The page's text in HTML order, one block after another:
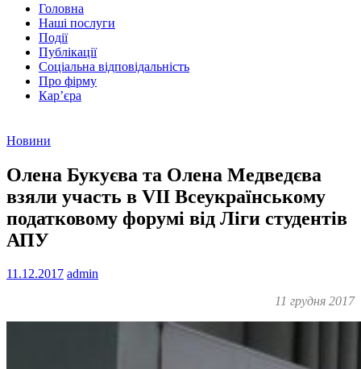
Головна
Наші послуги
Події
Публікації
Соціальна відповідальність
Про фiрму
Кар’єра
Новини
Олена Букуєва та Олена Медведєва
взяли участь в VII Всеукраїнському
податковому форумі від Ліги студентів
АПУ
11.12.2017 admin
11 грудня 2017